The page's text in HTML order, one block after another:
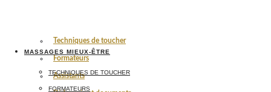
Techniques de toucher
Formateurs
Assistants
MASSAGES MIEUX-ÊTRE
TECHNIQUES DE TOUCHER
FORMATEURS